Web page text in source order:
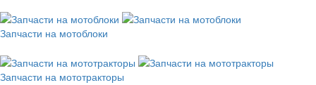
Запчасти на мотоблоки
Запчасти на мототракторы